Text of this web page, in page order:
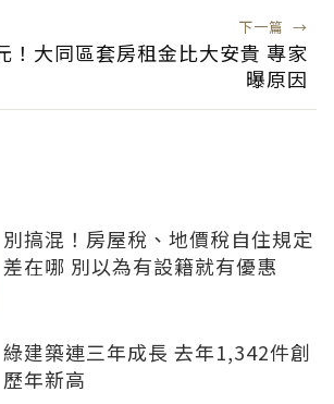
下一篇 →
！大同區套房租金比大安貴 專家
曝原因
別搞混！房屋稅、地價稅自住規定
差在哪 別以為有設籍就有優惠
綠建築連三年成長 去年1,342件創
歷年新高